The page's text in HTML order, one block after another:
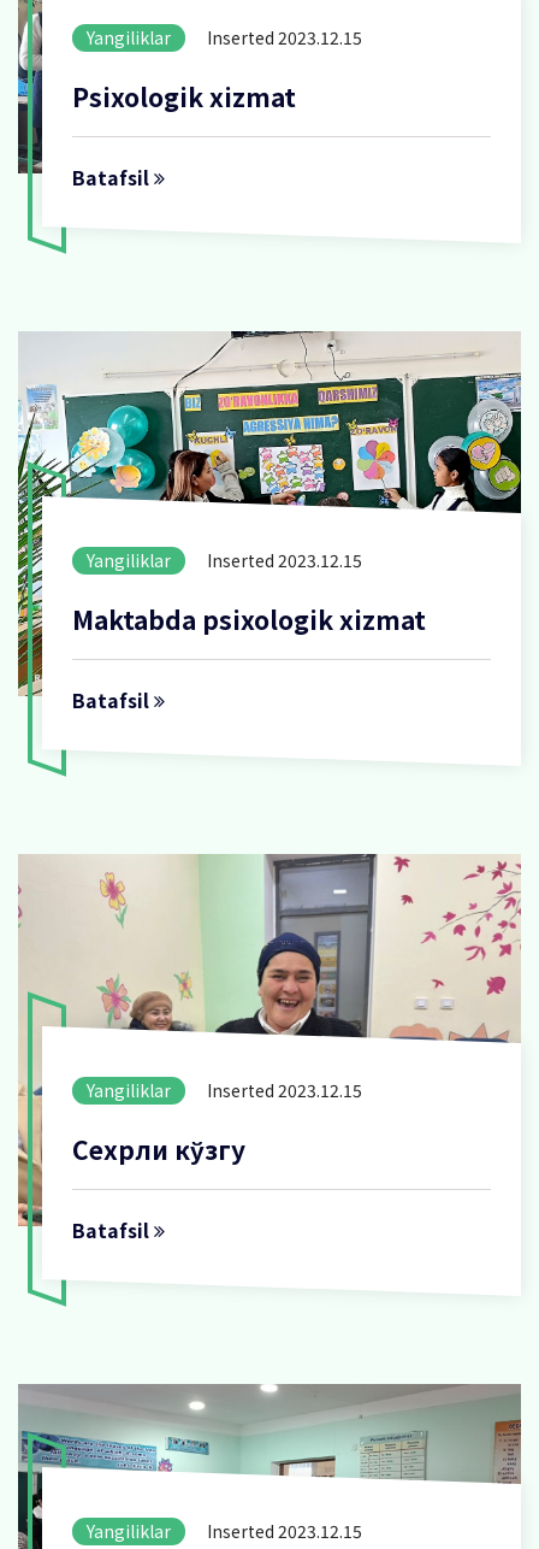
Yangiliklar Inserted 2023.12.15
Psixologik xizmat
Batafsil
Yangiliklar Inserted 2023.12.15
Maktabda psixologik xizmat
Batafsil
Yangiliklar Inserted 2023.12.15
Сехрли кўзгу
Batafsil
Yangiliklar Inserted 2023.12.15